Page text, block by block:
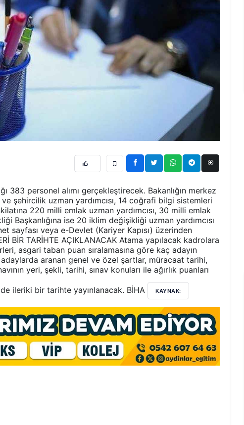
383 personel alımı gerçekleştirecek. Bakanlığın merkez
şehircilik uzman yardımcısı, 14 coğrafi bilgi sistemleri
220 milli emlak uzman yardımcısı, 30 milli emlak
Başkanlığına ise 20 iklim değişikliği uzman yardımcısı
sayfası veya e-Devlet (Kariyer Kapısı) üzerinden
BİR TARİHTE AÇIKLANACAK Atama yapılacak kadrolara
asgari taban puan sıralamasına göre kaç adayın
adaylarda aranan genel ve özel şartlar, müracaat tarihi,
yeri, şekli, tarihi, sınav konuları ile ağırlık puanları
ileriki bir tarihte yayınlanacak. BİHA KAYNAK: